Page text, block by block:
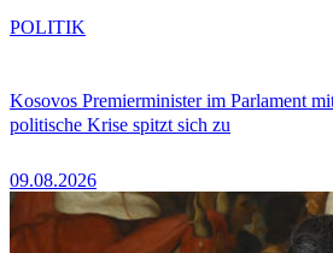
Kosovos Premierminister im Parlament
politische Krise spitzt sich zu
09.08.2026
POLITIK